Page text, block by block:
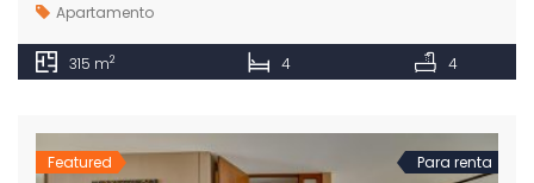
Apartamento
315 m2 4 4
Featured Para renta